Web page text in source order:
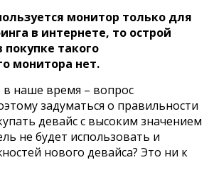
монитор только для
в интернете, то острой
такого
монитора нет.
в наше время – вопрос
задуматься о правильности
девайс с высоким значением
не будет использовать и
нового девайса? Это ни к